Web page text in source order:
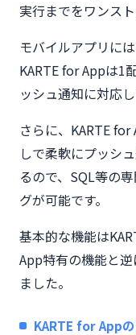
実行までをワンス
モバイルアプリに
KARTE for Appは1
ッシュ通知に対応し
さらに、KARTE
しで柔軟にプッシ
るので、SQL等の
グが可能です。
基本的な機能は
App特有の機能と
ました。
KARTE for App